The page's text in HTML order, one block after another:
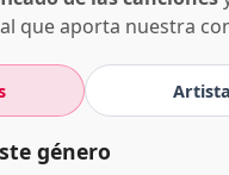
que aporta nuestra
género